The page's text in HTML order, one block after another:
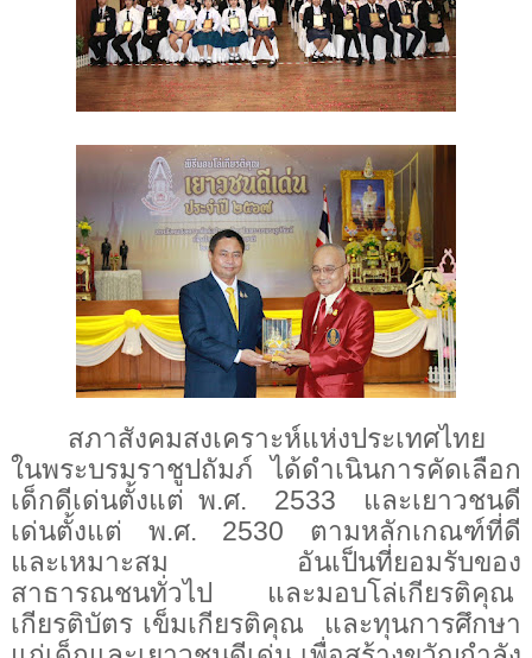
สภาสังคมสงเคราะห์แห่งประเทศไทย
ในพระบรมราชูปถัมภ์ ได้ดำเนินการคัดเลือก
เด็กดีเด่นตั้งแต่ พ.ศ. 2533 และเยาวชนดี
เด่นตั้งแต่ พ.ศ. 2530 ตามหลักเกณฑ์ที่ดี
และเหมาะสม อันเป็นที่ยอมรับของ
สาธารณชนทั่วไป และมอบโล่เกียรติคุณ
เกียรติบัตร เข็มเกียรติคุณ และทุนการศึกษา